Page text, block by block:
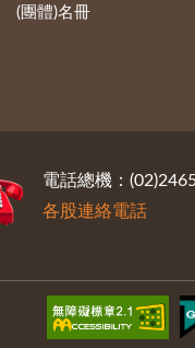
(團體)名冊
電話總機：
各股連絡電話